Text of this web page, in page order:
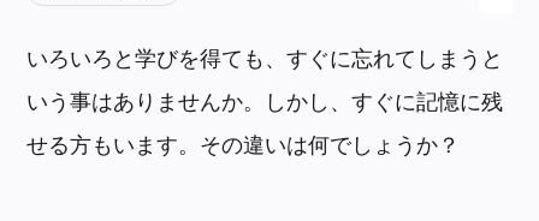
いろいろと学びを得ても、すぐに忘れてしまうと
いう事はありませんか。しかし、すぐに記憶に残
せる方もいます。その違いは何でしょうか？